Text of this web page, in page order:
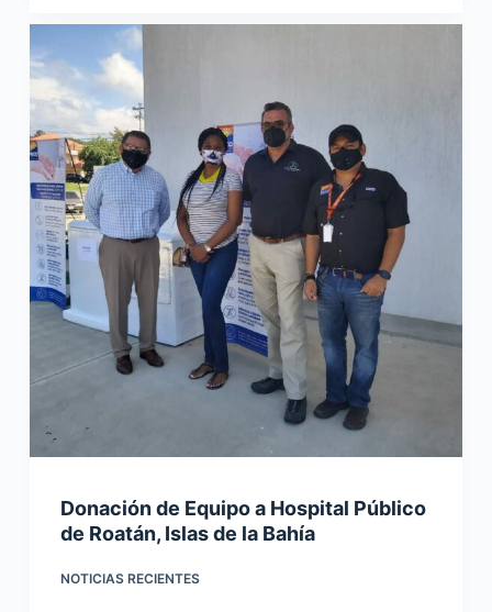
Donación de Equipo a Hospital Público
de Roatán, Islas de la Bahía
NOTICIAS RECIENTES